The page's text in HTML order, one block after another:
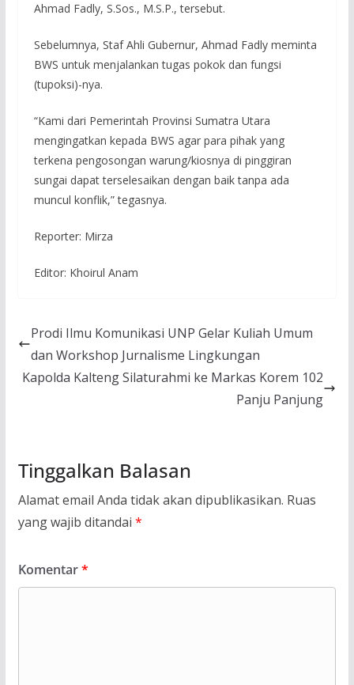
Ahmad Fadly, S.Sos., M.S.P., tersebut.
Sebelumnya, Staf Ahli Gubernur, Ahmad Fadly meminta
BWS untuk menjalankan tugas pokok dan fungsi
(tupoksi)-nya.
“Kami dari Pemerintah Provinsi Sumatra Utara
mengingatkan kepada BWS agar para pihak yang
terkena pengosongan warung/kiosnya di pinggiran
sungai dapat terselesaikan dengan baik tanpa ada
muncul konflik,” tegasnya.
Reporter: Mirza
Editor: Khoirul Anam
Prodi Ilmu Komunikasi UNP Gelar Kuliah Umum
dan Workshop Jurnalisme Lingkungan
Kapolda Kalteng Silaturahmi ke Markas Korem 102
Panju Panjung
Tinggalkan Balasan
Alamat email Anda tidak akan dipublikasikan. Ruas
yang wajib ditandai *
Komentar*